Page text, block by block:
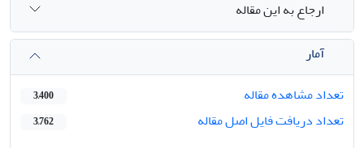
ارجاع به این مقاله
آمار
تعداد مشاهده مقاله
3,400
تعداد دریافت فایل اصل مقاله 3,762